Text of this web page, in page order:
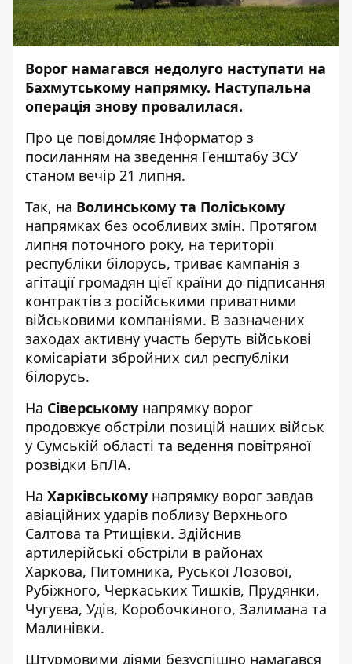
Ворог намагався недолуго наступати на
Бахмутському напрямку. Наступальна
операція знову провалилася.
Про це повідомляє Інформатор з
посиланням на зведення Генштабу ЗСУ
станом вечір 21 липня.
Так, на Волинському та Поліському
напрямках без особливих змін. Протягом
липня поточного року, на території
республіки білорусь, триває кампанія з
агітації громадян цієї країни до підписання
контрактів з російськими приватними
військовими компаніями. В зазначених
заходах активну участь беруть військові
комісаріати збройних сил республіки
білорусь.
На Сіверському напрямку ворог
продовжує обстріли позицій наших військ
у Сумській області та ведення повітряної
розвідки БпЛА.
На Харківському напрямку ворог завдав
авіаційних ударів поблизу Верхнього
Салтова та Ртищівки. Здійснив
артилерійські обстріли в районах
Харкова, Питомника, Руської Лозової,
Рубіжного, Черкаських Тишків, Прудянки,
Чугуєва, Удів, Коробочкиного, Залимана та
Малинівки.
Штурмовими діями безуспішно намагався